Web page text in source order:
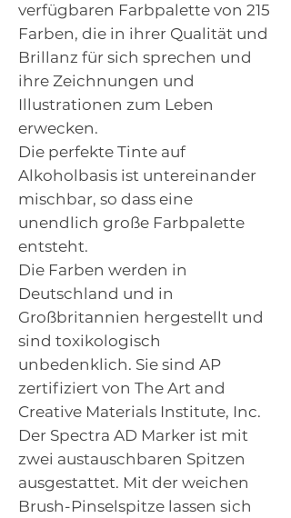
verfügbaren Farbpalette von 215
Farben, die in ihrer Qualität und
Brillanz für sich sprechen und
ihre Zeichnungen und
Illustrationen zum Leben
erwecken.
Die perfekte Tinte auf
Alkoholbasis ist untereinander
mischbar, so dass eine
unendlich große Farbpalette
entsteht.
Die Farben werden in
Deutschland und in
Großbritannien hergestellt und
sind toxikologisch
unbedenklich. Sie sind AP
zertifiziert von The Art and
Creative Materials Institute, Inc.
Der Spectra AD Marker ist mit
zwei austauschbaren Spitzen
ausgestattet. Mit der weichen
Brush-Pinselspitze lassen sich